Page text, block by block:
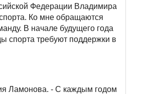
Федерации Владимира
Ко мне обращаются
В начале будущего года
спорта требуют поддержки в
Ламонова. - С каждым годом